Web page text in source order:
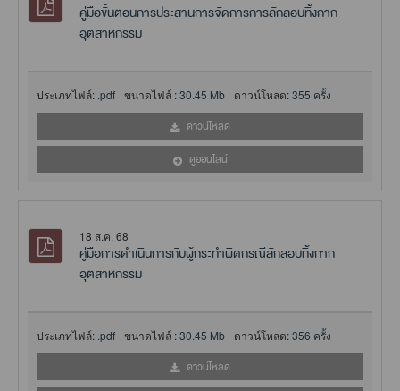
คู่มือขั้นตอนการประสานการจัดการการลักลอบทิ้งกาก
อุตสาหกรรม
ประเภทไฟล์: .pdf ขนาดไฟล์ :30.45 Mb ดาวน์โหลด:355 ครั้ง
ดาวน์โหลด
ดูออนไลน์
18 ส.ค. 68
คู่มือการดำเนินการกับผู้กระทำผิดกรณีลักลอบทิ้งกาก
อุตสาหกรรม
ประเภทไฟล์: .pdf ขนาดไฟล์ :30.45 Mb ดาวน์โหลด:356 ครั้ง
ดาวน์โหลด